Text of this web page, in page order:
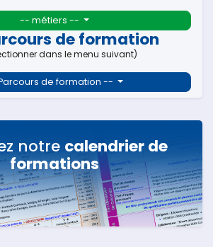
-- métiers --
de formation
dans le menu suivant)
de formation --
notre calendrier de
formations